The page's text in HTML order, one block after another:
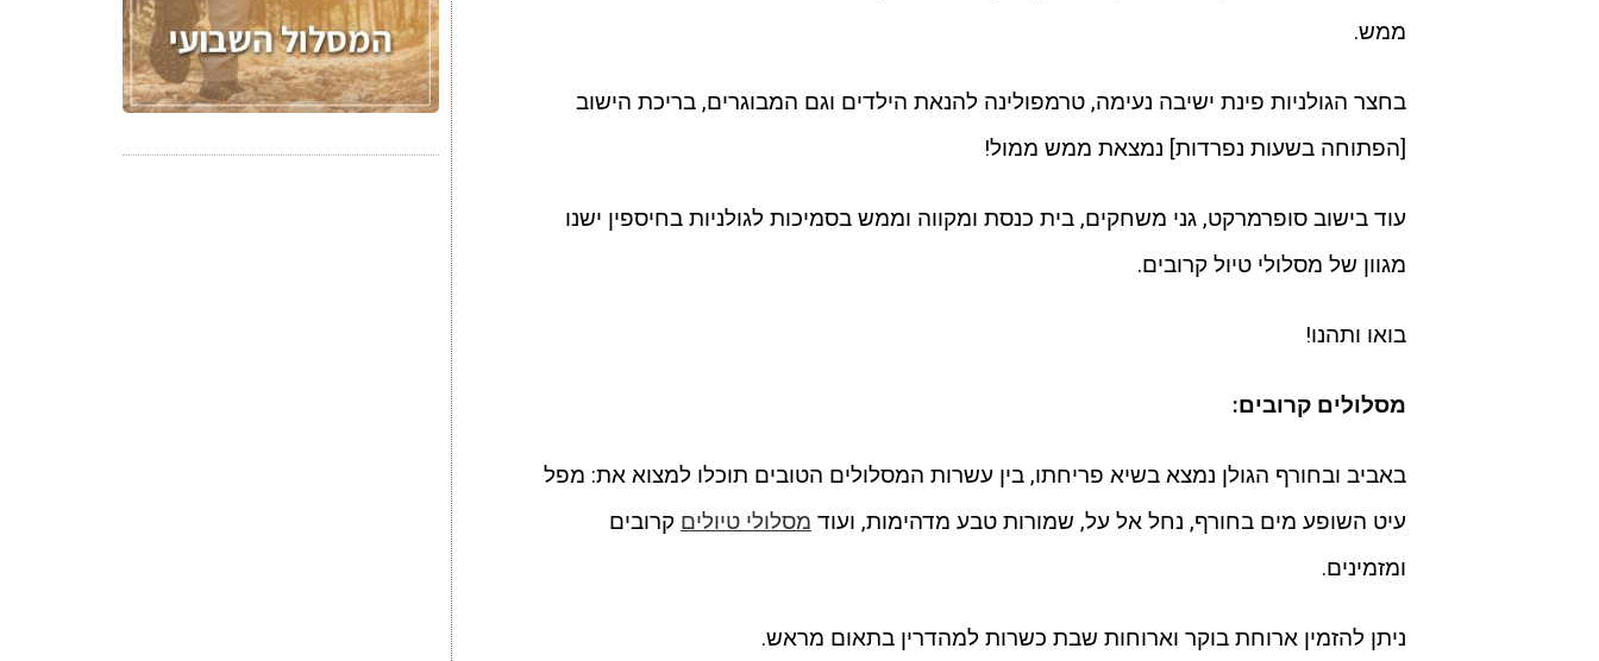
ממש.
בחצר הגולניות פינת ישיבה נעימה, טרמפולינה להנאת הילדים וגם המבוגרים, בריכת הישוב
[הפתוחה בשעות נפרדות] נמצאת ממש ממול!
עוד בישוב סופרמרקט, גני משחקים, בית כנסת ומקווה וממש בסמיכות לגולניות בחיספין ישנו
מגוון של מסלולי טיול קרובים.
בואו ותהנו!
מסלולים קרובים:
באביב ובחורף הגולן נמצא בשיא פריחתו, בין עשרות המסלולים הטובים תוכלו למצוא את: מפל
עיט השופע מים בחורף, נחל אל על, שמורות טבע מדהימות, ועוד מסלולי טיולים קרובים
ומזמינים.
ניתן להזמין ארוחת בוקר וארוחות שבת כשרות למהדרין בתאום מראש.